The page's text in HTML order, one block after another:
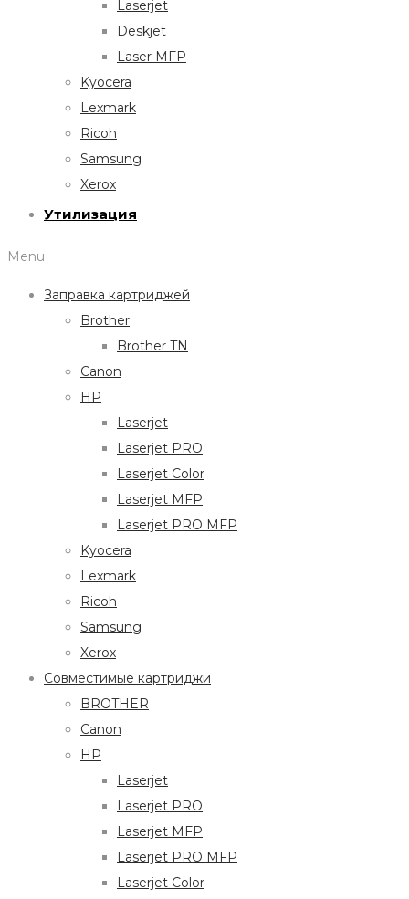
Laserjet
Deskjet
Laser MFP
Kyocera
Lexmark
Ricoh
Samsung
Xerox
Утилизация
Menu
Заправка картриджей
Brother
Brother TN
Canon
HP
Laserjet
Laserjet PRO
Laserjet Color
Laserjet MFP
Laserjet PRO MFP
Kyocera
Lexmark
Ricoh
Samsung
Xerox
Совместимые картриджи
BROTHER
Canon
HP
Laserjet
Laserjet PRO
Laserjet MFP
Laserjet PRO MFP
Laserjet Color